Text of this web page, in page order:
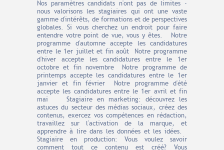
Nos paramètres candidats n'ont pas de limites -
nous valorisons les stagiaires qui ont une vaste
gamme d'intérêts, de formations et de perspectives
globales. Si vous cherchez un endroit pour faire
entendre votre point de vue, vous y êtes. Notre
programme d'automne accepte les candidatures
entre le 1er juillet et fin août Notre programme
d'hiver accepte les candidatures entre le 1er
octobre et fin novembre Notre programme de
printemps accepte les candidatures entre le 1er
janvier et fin février Notre programme d'été
accepte les candidatures entre le 1er avril et fin
mai Stagiaire en marketing: découvrez les
astuces du secteur des médias sociaux, créez des
contenus, exercez vos compétences en rédaction,
travaillez sur l'activation de la marque, et
apprendre à lire dans les données et les idées.
Stagiaire en production: Vous voulez savoir
comment tout ce contenu est créé? Vous